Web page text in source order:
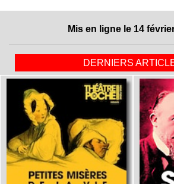
Mis en ligne le 14
DERNIERS